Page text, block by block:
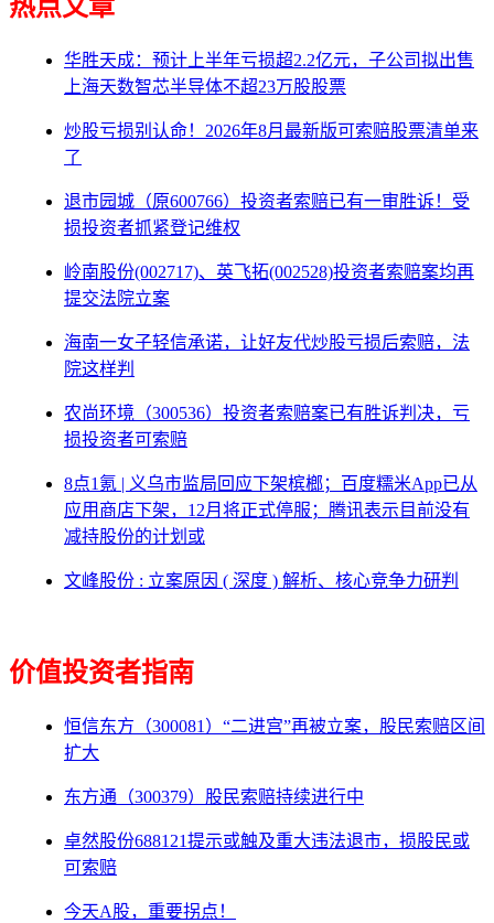
热点文章
华胜天成：预计上半年亏损超2.2亿元，子公司拟出售
上海天数智芯半导体不超23万股股票
炒股亏损别认命！2026年8月最新版可索赔股票清单来
了
退市园城（原600766）投资者索赔已有一审胜诉！受
损投资者抓紧登记维权
岭南股份(002717)、英飞拓(002528)投资者索赔案均再
提交法院立案
海南一女子轻信承诺，让好友代炒股亏损后索赔，法
院这样判
农尚环境（300536）投资者索赔案已有胜诉判决，亏
损投资者可索赔
8点1氪 | 义乌市监局回应下架槟榔；百度糯米App已从
应用商店下架，12月将正式停服；腾讯表示目前没有
减持股份的计划或
文峰股份 : 立案原因 ( 深度 ) 解析、核心竞争力研判
价值投资者指南
恒信东方（300081）“二进宫”再被立案，股民索赔区间
扩大
东方通（300379）股民索赔持续进行中
卓然股份688121提示或触及重大违法退市，损股民或
可索赔
今天A股，重要拐点！